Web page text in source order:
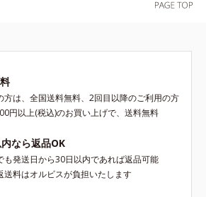
いドラ
ンに
いを感
油分の
ニウ
にハーブ
ふれる香
に。さ
方は、全国送料無料、2回目以降のご利用の方
円以上(税込)のお買い上げで、送料無料
なら返品OK
も発送日から30日以内であれば返品可能
料はオルビスが負担いたします